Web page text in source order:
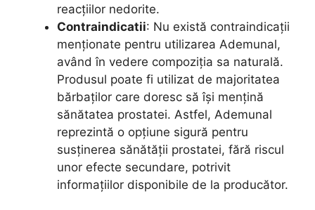
reacțiilor nedorite.
Contraindicatii: Nu există contraindicații
menționate pentru utilizarea Ademunal,
având în vedere compoziția sa naturală.
Produsul poate fi utilizat de majoritatea
bărbaților care doresc să își mențină
sănătatea prostatei. Astfel, Ademunal
reprezintă o opțiune sigură pentru
susținerea sănătății prostatei, fără riscul
unor efecte secundare, potrivit
informațiilor disponibile de la producător.